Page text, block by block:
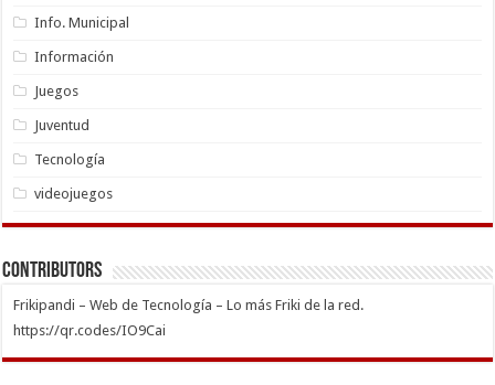
Info. Municipal
Información
Juegos
Juventud
Tecnología
videojuegos
Contributors
Frikipandi – Web de Tecnología – Lo más Friki de la red.
https://qr.codes/IO9Cai